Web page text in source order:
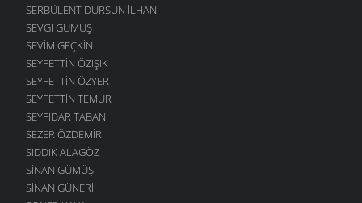
SERBÜLENT DURSUN İLHAN
SEVGI GÜMÜŞ
SEVIM GEÇKIN
SEYFETTIN ÖZIŞIK
SEYFETTIN ÖZYER
SEYFETTIN TEMUR
SEYFIDAR TABAN
SEZER ÖZDEMIR
SIDDIK ALAGÖZ
SINAN GÜMÜŞ
SINAN GÜNERI